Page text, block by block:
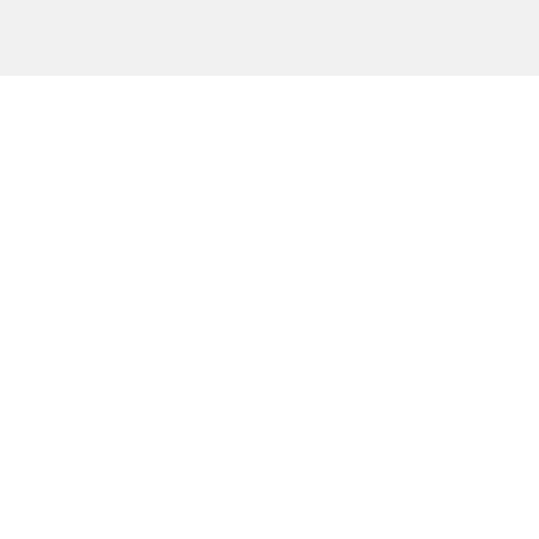
слоем на участок поражения или накладывают марлевую